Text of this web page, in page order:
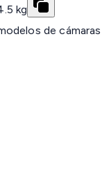
kg
de cámaras